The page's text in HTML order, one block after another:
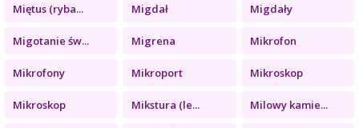
Miętus (ryba... Migdał Migdały
Migotanie św... Migrena Mikrofon
Mikrofony Mikroport Mikroskop
Mikroskop Mikstura (le... Milowy kamie...